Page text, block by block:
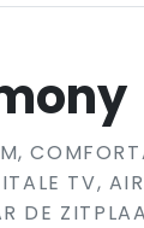
TV,
DE